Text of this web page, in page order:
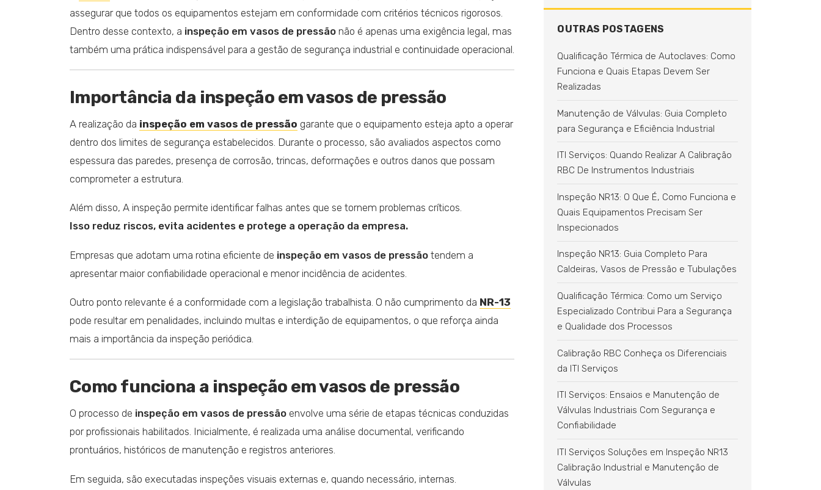
assegurar que todos os equipamentos estejam em conformidade com critérios técnicos rigorosos.
Dentro desse contexto, a inspeção em vasos de pressão não é apenas uma exigência legal, mas
também uma prática indispensável para a gestão de segurança industrial e continuidade operacional.
Importância da inspeção em vasos de pressão
A realização da inspeção em vasos de pressão garante que o equipamento esteja apto a operar
dentro dos limites de segurança estabelecidos. Durante o processo, são avaliados aspectos como
espessura das paredes, presença de corrosão, trincas, deformações e outros danos que possam
comprometer a estrutura.
Além disso, A inspeção permite identificar falhas antes que se tornem problemas críticos.
Isso reduz riscos, evita acidentes e protege a operação da empresa.
Empresas que adotam uma rotina eficiente de inspeção em vasos de pressão tendem a
apresentar maior confiabilidade operacional e menor incidência de acidentes.
Outro ponto relevante é a conformidade com a legislação trabalhista. O não cumprimento da NR-13
pode resultar em penalidades, incluindo multas e interdição de equipamentos, o que reforça ainda
mais a importância da inspeção periódica.
Como funciona a inspeção em vasos de pressão
O processo de inspeção em vasos de pressão envolve uma série de etapas técnicas conduzidas
por profissionais habilitados. Inicialmente, é realizada uma análise documental, verificando
prontuários, históricos de manutenção e registros anteriores.
Em seguida, são executadas inspeções visuais externas e, quando necessário, internas.
OUTRAS POSTAGENS
Qualificação Térmica de Autoclaves: Como
Funciona e Quais Etapas Devem Ser
Realizadas
Manutenção de Válvulas: Guia Completo
para Segurança e Eficiência Industrial
ITI Serviços: Quando Realizar A Calibração
RBC De Instrumentos Industriais
Inspeção NR13: O Que É, Como Funciona e
Quais Equipamentos Precisam Ser
Inspecionados
Inspeção NR13: Guia Completo Para
Caldeiras, Vasos de Pressão e Tubulações
Qualificação Térmica: Como um Serviço
Especializado Contribui Para a Segurança
e Qualidade dos Processos
Calibração RBC Conheça os Diferenciais
da ITI Serviços
ITI Serviços: Ensaios e Manutenção de
Válvulas Industriais Com Segurança e
Confiabilidade
ITI Serviços Soluções em Inspeção NR13
Calibração Industrial e Manutenção de
Válvulas